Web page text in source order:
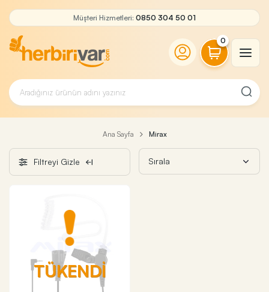
Müşteri Hizmetleri: 0850 304 50 01
0
Ana Sayfa Mirax
Filtreyi Gizle
TÜKENDİ